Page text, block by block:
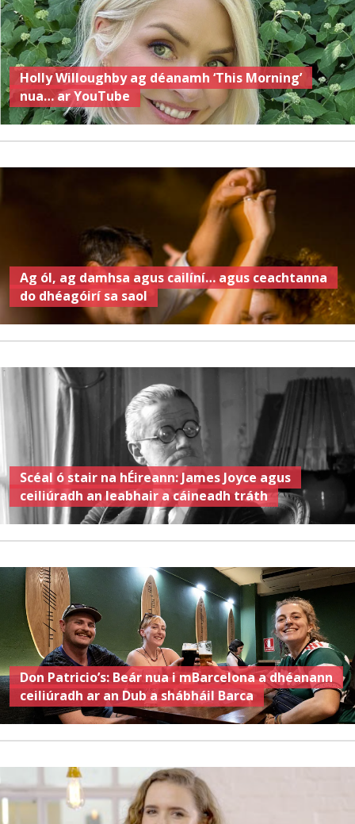
Holly Willoughby ag déanamh ‘This Morning’
nua… ar YouTube
Ag ól, ag damhsa agus cailíní… agus ceachtanna
do dhéagóirí sa saol
Scéal ó stair na hÉireann: James Joyce agus
ceiliúradh an leabhair a cáineadh tráth
Don Patricio’s: Beár nua i mBarcelona a dhéanann
ceiliúradh ar an Dub a shábháil Barca